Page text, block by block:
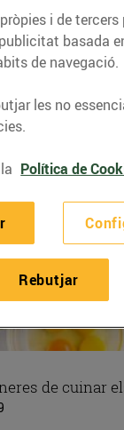
amb
i molt
de pasta
de cuinar
i de tercers
basada
de navegació.
les no
Política de
Rebutjar